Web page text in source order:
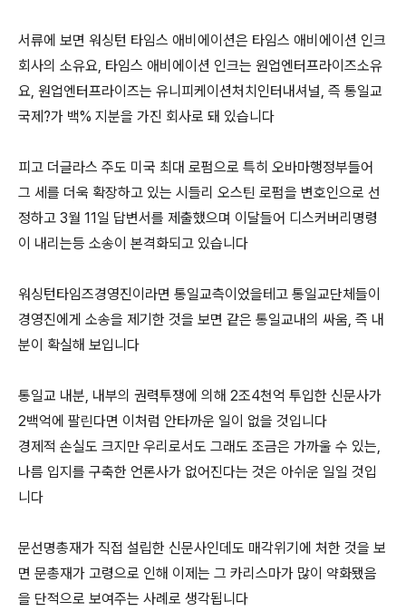
서류에 보면 워싱턴 타임스 애비에이션은 타임스 애비에이션 인크
회사의 소유요, 타임스 애비에이션 인크는 원업엔터프라이즈소유
요, 원업엔터프라이즈는 유니피케이션처치인터내셔널, 즉 통일교
국제?가 백% 지분을 가진 회사로 돼 있습니다
피고 더글라스 주도 미국 최대 로펌으로 특히 오바마행정부들어
그 세를 더욱 확장하고 있는 시들리 오스틴 로펌을 변호인으로 선
정하고 3월 11일 답변서를 제출했으며 이달들어 디스커버리명령
이 내리는등 소송이 본격화되고 있습니다
워싱턴타임즈경영진이라면 통일교측이었을테고 통일교단체들이
경영진에게 소송을 제기한 것을 보면 같은 통일교내의 싸움, 즉 내
분이 확실해 보입니다
통일교 내분, 내부의 권력투쟁에 의해 2조4천억 투입한 신문사가
2백억에 팔린다면 이처럼 안타까운 일이 없을 것입니다
경제적 손실도 크지만 우리로서도 그래도 조금은 가까울 수 있는,
나름 입지를 구축한 언론사가 없어진다는 것은 아쉬운 일일 것입
니다
문선명총재가 직접 설립한 신문사인데도 매각위기에 처한 것을 보
면 문총재가 고령으로 인해 이제는 그 카리스마가 많이 약화됐음
을 단적으로 보여주는 사례로 생각됩니다